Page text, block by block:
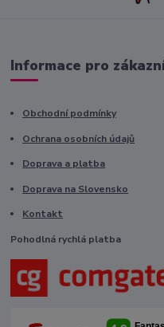
Informace pro
Obchodní podmínky
Ochrana osobních údajů
Doprava a platba
Doprava na Slovensko
Kontakt
Pohodlná rychlá platba